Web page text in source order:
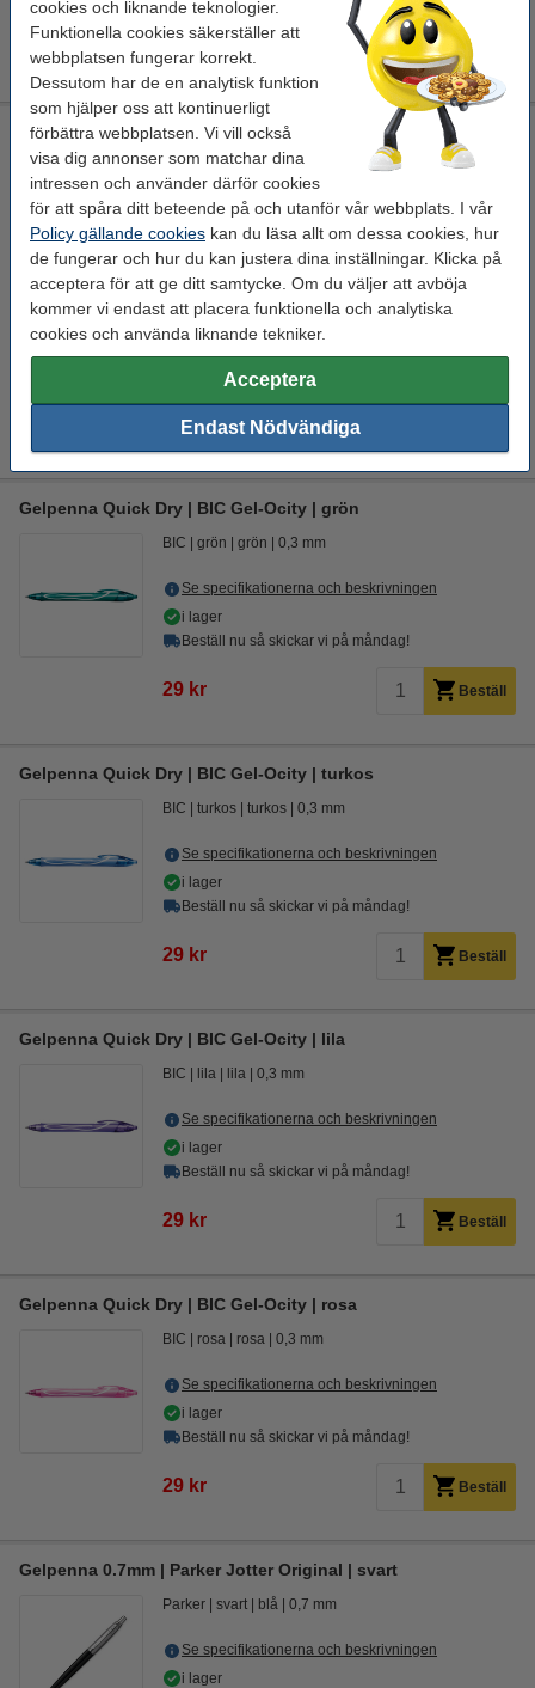
cookies och liknande teknologier.
Funktionella cookies säkerställer att
webbplatsen fungerar korrekt.
Dessutom har de en analytisk funktion
som hjälper oss att kontinuerligt
förbättra webbplatsen. Vi vill också
visa dig annonser som matchar dina
intressen och använder därför cookies
för att spåra ditt beteende på och utanför vår webbplats. I vår
Policy gällande cookies kan du läsa allt om dessa cookies, hur
de fungerar och hur du kan justera dina inställningar. Klicka på
acceptera för att ge ditt samtycke. Om du väljer att avböja
kommer vi endast att placera funktionella och analytiska
cookies och använda liknande tekniker.
Acceptera
Endast Nödvändiga
Gelpenna 0.5mm | 123ink | blå
12 kr
Gelpenna Quick Dry | BIC Gel-Ocity | röd
BIC röd röd 0,3 mm
Se specifikationerna och beskrivningen
i lager
Beställ nu så skickar vi på måndag!
29 kr
Spara med varumärket 123ink!
Gelpenna 0.5mm | 123ink | röd
Gelpenna Quick Dry | BIC Gel-Ocity | grön
BIC grön grön 0,3 mm
Se specifikationerna och beskrivningen
i lager
Beställ nu så skickar vi på måndag!
29 kr Beställ
Gelpenna Quick Dry | BIC Gel-Ocity | turkos
BIC turkos turkos 0,3 mm
Se specifikationerna och beskrivningen
i lager
Beställ nu så skickar vi på måndag!
29 kr Beställ
Gelpenna Quick Dry | BIC Gel-Ocity | lila
BIC lila lila 0,3 mm
Se specifikationerna och beskrivningen
i lager
Beställ nu så skickar vi på måndag!
29 kr Beställ
Gelpenna Quick Dry | BIC Gel-Ocity | rosa
BIC rosa rosa 0,3 mm
Se specifikationerna och beskrivningen
i lager
Beställ nu så skickar vi på måndag!
29 kr Beställ
Gelpenna 0.7mm | Parker Jotter Original | svart
Parker svart blå 0,7 mm
Se specifikationerna och beskrivningen
i lager